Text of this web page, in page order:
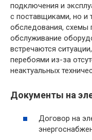
подключения и
с поставщиками, но и
обследования, схемы
обслуживание
встречаются
перебоями из-за
неактуальных
Документы на
Договор на